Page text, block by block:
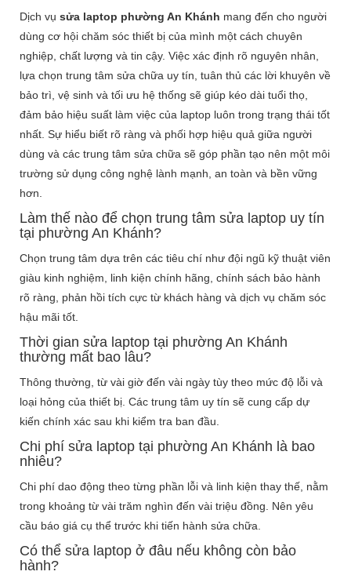
Dịch vụ sửa laptop phường An Khánh mang đến cho người
dùng cơ hội chăm sóc thiết bị của mình một cách chuyên
nghiệp, chất lượng và tin cậy. Việc xác định rõ nguyên nhân,
lựa chọn trung tâm sửa chữa uy tín, tuân thủ các lời khuyên về
bảo trì, vệ sinh và tối ưu hệ thống sẽ giúp kéo dài tuổi thọ,
đảm bảo hiệu suất làm việc của laptop luôn trong trạng thái tốt
nhất. Sự hiểu biết rõ ràng và phối hợp hiệu quả giữa người
dùng và các trung tâm sửa chữa sẽ góp phần tạo nên một môi
trường sử dụng công nghệ lành mạnh, an toàn và bền vững
hơn.
Làm thế nào để chọn trung tâm sửa laptop uy tín
tại phường An Khánh?
Chọn trung tâm dựa trên các tiêu chí như đội ngũ kỹ thuật viên
giàu kinh nghiệm, linh kiện chính hãng, chính sách bảo hành
rõ ràng, phản hồi tích cực từ khách hàng và dịch vụ chăm sóc
hậu mãi tốt.
Thời gian sửa laptop tại phường An Khánh
thường mất bao lâu?
Thông thường, từ vài giờ đến vài ngày tùy theo mức độ lỗi và
loại hỏng của thiết bị. Các trung tâm uy tín sẽ cung cấp dự
kiến chính xác sau khi kiểm tra ban đầu.
Chi phí sửa laptop tại phường An Khánh là bao
nhiêu?
Chi phí dao động theo từng phần lỗi và linh kiện thay thế, nằm
trong khoảng từ vài trăm nghìn đến vài triệu đồng. Nên yêu
cầu báo giá cụ thể trước khi tiến hành sửa chữa.
Có thể sửa laptop ở đâu nếu không còn bảo
hành?